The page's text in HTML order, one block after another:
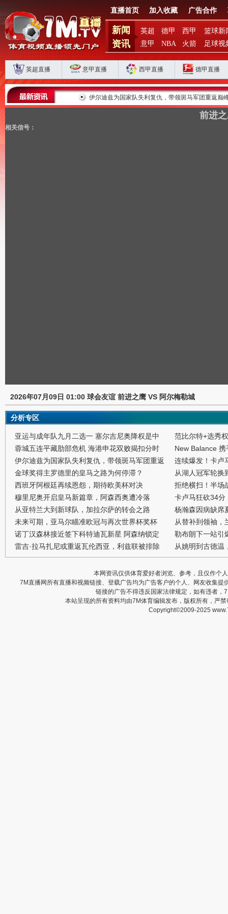
直播首页 加入收藏 广告合作
新闻
资讯
英超 德甲 西甲
篮球新
意甲
NBA 火箭 足球视
英超直播 意甲直播 西甲直播 德甲直播
扣分时代生存 伊尔迪兹为国家队失利复仇，带领斑马军团重返巅峰
前进
相关信号：
2026年07月09日 01:00 球会友谊 前进之鹰 VS 阿尔梅勒城
分析专区
亚运与成年队九月二选一 塞尔吉尼奥降权是中
蓉城五连平藏肋部危机 海港申花双败揭扣分时
伊尔迪兹为国家队失利复仇，带领斑马军团重返
金球奖得主罗德里的皇马之路为何停滞？
西班牙阿根廷再续恩怨，期待欧美杯对决
穆里尼奥开启皇马新篇章，阿森西奥遭冷落
从亚特兰大到新球队，加拉尔萨的转会之路
未来可期，亚马尔瞄准欧冠与再次世界杯奖杯
诺丁汉森林接近签下科特迪瓦新星 阿森纳锁定
雷吉·拉马扎尼或重返瓦伦西亚，利兹联被排除
范比尔特+选秀
New Balance
连续爆发！卡卢
从湖人冠军轮换
拒绝横扫！半场
卡卢马狂砍34分
杨瀚森因病缺席
从替补到领袖，
勒布朗下一站引
从姚明到古德温
本网资讯仅供体育爱好者浏览、参考，且仅作个
7M直播网所有直播和视频链接、登载广告均为广告客户的个人、网友收集
链接的广告不得违反国家法律规定，如有违者
本站呈现的所有资料均由7M体育编辑发布，版权所有，严
Copyright©2009-2025